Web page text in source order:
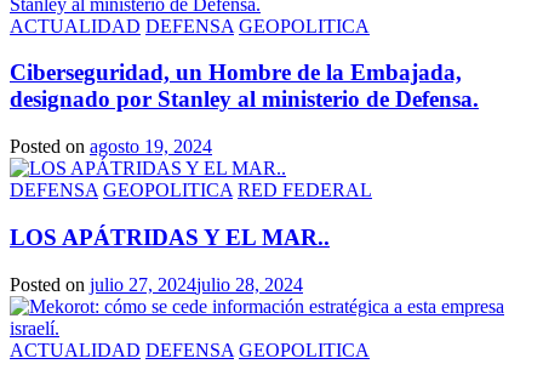
ACTUALIDAD DEFENSA GEOPOLITICA
Ciberseguridad, un Hombre de la Embajada,
designado por Stanley al ministerio de Defensa.
Posted on agosto 19, 2024
DEFENSA GEOPOLITICA RED FEDERAL
LOS APÁTRIDAS Y EL MAR..
Posted on julio 27, 2024julio 28, 2024
ACTUALIDAD DEFENSA GEOPOLITICA